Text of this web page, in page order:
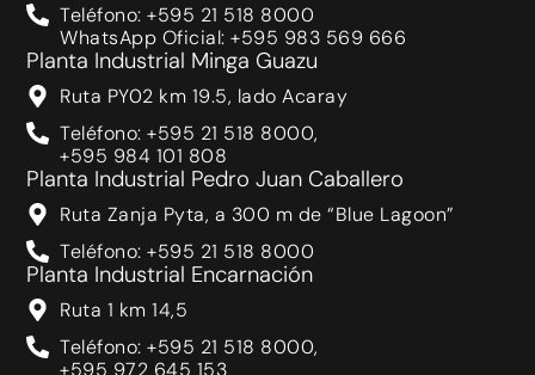
Teléfono: +595 21 518 8000
WhatsApp Oficial: +595 983 569 666
Planta Industrial Minga Guazu
Ruta PY02 km 19.5, lado Acaray
Teléfono: +595 21 518 8000,
+595 984 101 808
Planta Industrial Pedro Juan Caballero
Ruta Zanja Pyta, a 300 m de “Blue Lagoon”
Teléfono: +595 21 518 8000
Planta Industrial Encarnación
Ruta 1 km 14,5
Teléfono: +595 21 518 8000,
+595 972 645 153